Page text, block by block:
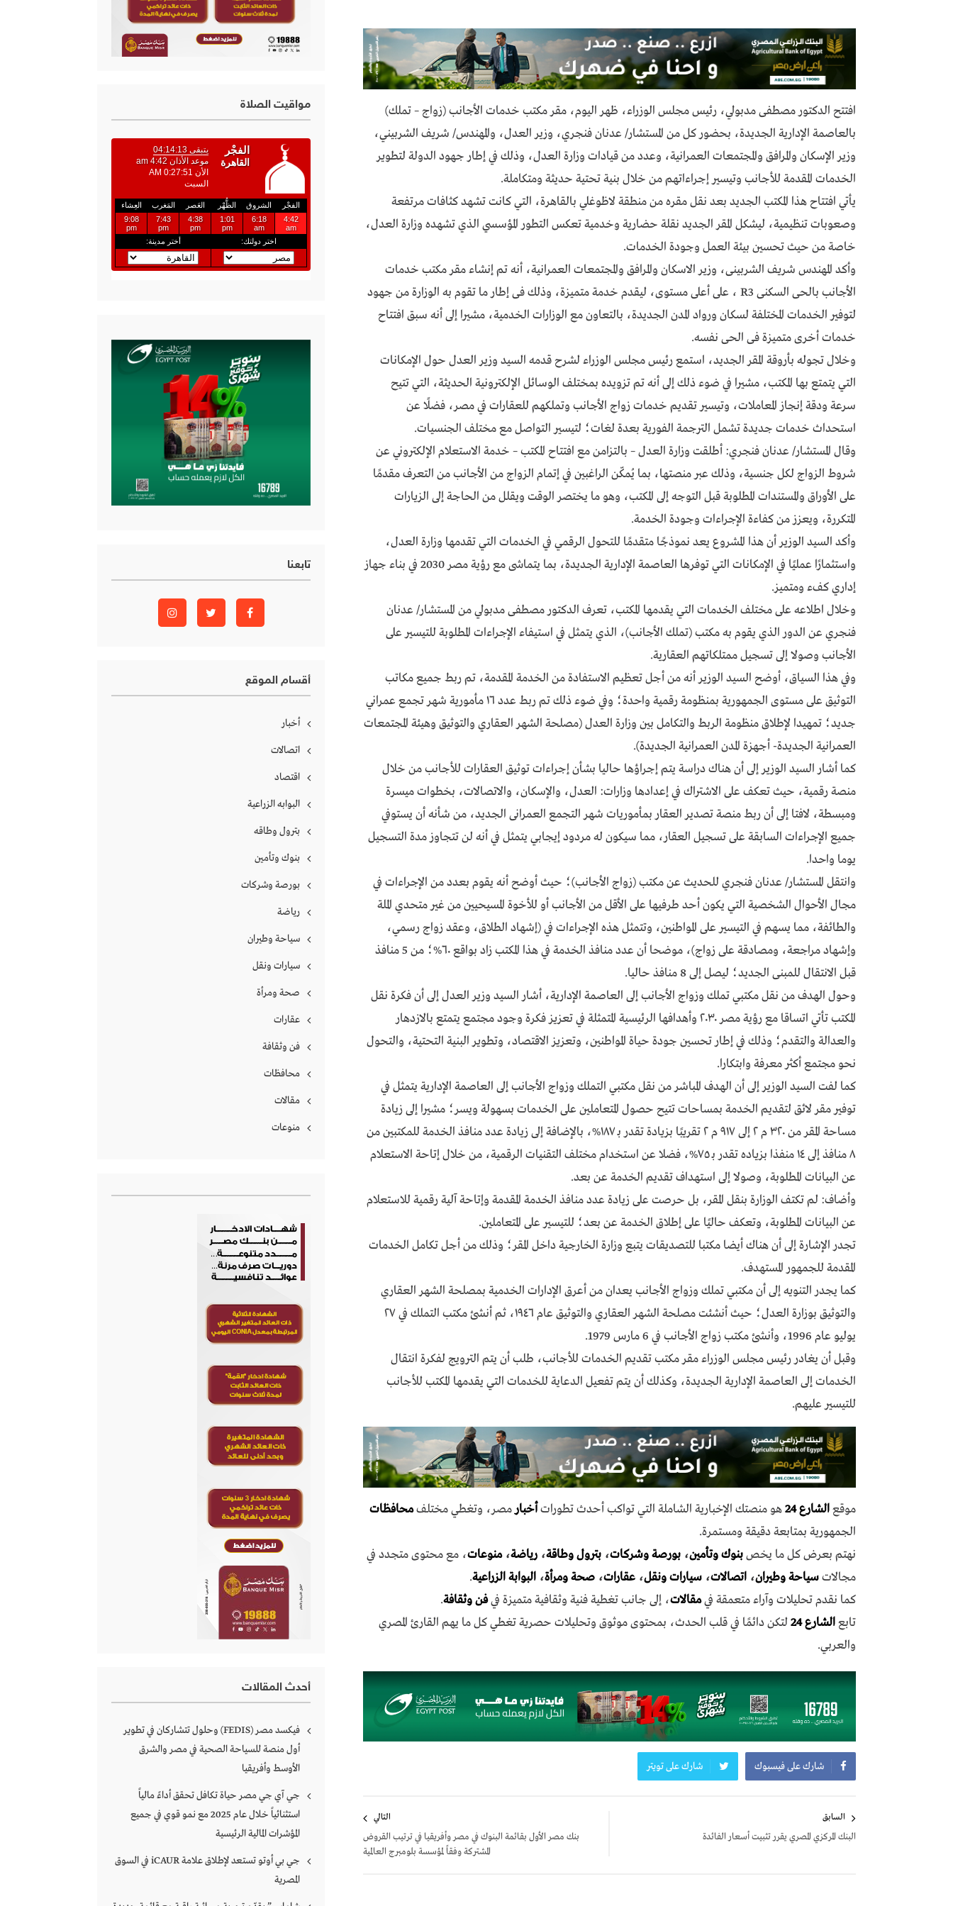
افتتح الدكتور مصطفى مدبولي، رئيس مجلس الوزراء، ظهر اليوم، مقر مكتب خدمات الأجانب (زواج – تملك)
بالعاصمة الإدارية الجديدة، بحضور كل من المستشار/ عدنان فنجري، وزير العدل، والمهندس/ شريف الشربيني،
وزير الإسكان والمرافق والمجتمعات العمرانية، وعدد من قيادات وزارة العدل، وذلك في إطار جهود الدولة لتطوير
الخدمات المقدمة للأجانب وتيسير إجراءاتهم من خلال بنية تحتية حديثة ومتكاملة.
يأتي افتتاح هذا المكتب الجديد بعد نقل مقره من منطقة لاظوغلي بالقاهرة، التي كانت تشهد كثافات مرتفعة
وصعوبات تنظيمية، ليشكل المقر الجديد نقلة حضارية وخدمية تعكس التطور المؤسسي الذي تشهده وزارة العدل،
خاصة من حيث تحسين بيئة العمل وجودة الخدمات.
وأكد المهندس شريف الشربينى، وزير الاسكان والمرافق والمجتمعات العمرانية، أنه تم إنشاء مقر مكتب خدمات
الأجانب بالحى السكنى R3 ، على أعلى مستوى، ليقدم خدمة متميزة، وذلك فى إطار ما تقوم به الوزارة من جهود
لتوفير الخدمات المختلفة لسكان ورواد المدن الجديدة، بالتعاون مع الوزارات الخدمية، مشيرا إلى أنه سبق افتتاح
خدمات أخرى متميزة فى الحى نفسه.
وخلال تجوله بأروقة المقر الجديد، استمع رئيس مجلس الوزراء لشرح قدمه السيد وزير العدل حول الإمكانات
التي يتمتع بها المكتب، مشيرا في ضوء ذلك إلى أنه تم تزويده بمختلف الوسائل الإلكترونية الحديثة، التي تتيح
سرعة ودقة إنجاز المعاملات، وتيسير تقديم خدمات زواج الأجانب وتملكهم للعقارات في مصر، فضلًا عن
استحداث خدمات جديدة تشمل الترجمة الفورية بعدة لغات؛ لتيسير التواصل مع مختلف الجنسيات.
وقال المستشار/ عدنان فنجري: أطلقت وزارة العدل – بالتزامن مع افتتاح المكتب – خدمة الاستعلام الإلكتروني عن
شروط الزواج لكل جنسية، وذلك عبر منصتها، بما يُمكّن الراغبين في إتمام الزواج من الأجانب من التعرف مقدمًا
على الأوراق والمستندات المطلوبة قبل التوجه إلى المكتب، وهو ما يختصر الوقت ويقلل من الحاجة إلى الزيارات
المتكررة، ويعزز من كفاءة الإجراءات وجودة الخدمة.
وأكد السيد الوزير أن هذا المشروع يعد نموذجًا متقدمًا للتحول الرقمي في الخدمات التي تقدمها وزارة العدل،
واستثمارًا عمليًا في الإمكانات التي توفرها العاصمة الإدارية الجديدة، بما يتماشى مع رؤية مصر 2030 في بناء جهاز
إداري كفء ومتميز.
وخلال اطلاعه على مختلف الخدمات التي يقدمها المكتب، تعرف الدكتور مصطفى مدبولي من المستشار/ عدنان
فنجري عن الدور الذي يقوم به مكتب (تملك الأجانب)، الذي يتمثل في استيفاء الإجراءات المطلوبة للتيسير على
الأجانب وصولا إلى تسجيل ممتلكاتهم العقارية.
وفي هذا السياق، أوضح السيد الوزير أنه من أجل تعظيم الاستفادة من الخدمة المقدمة، تم ربط جميع مكاتب
التوثيق على مستوى الجمهورية بمنظومة رقمية واحدة؛ وفي ضوء ذلك تم ربط عدد ١٦ مأمورية شهر تجمع عمراني
جديد؛ تمهيدا لإطلاق منظومة الربط والتكامل بين وزارة العدل (مصلحة الشهر العقاري والتوثيق وهيئة المجتمعات
العمرانية الجديدة- أجهزة المدن العمرانية الجديدة).
كما أشار السيد الوزير إلى أن هناك دراسة يتم إجراؤها حاليا بشأن إجراءات توثيق العقارات للأجانب من خلال
منصة رقمية، حيث تعكف على الاشتراك في إعدادها وزارات: العدل، والإسكان، والاتصالات، بخطوات ميسرة
ومبسطة، لافتا إلى أن ربط منصة تصدير العقار بمأموريات شهر التجمع العمرانى الجديد، من شأنه أن يستوفي
جميع الإجراءات السابقة على تسجيل العقار، مما سيكون له مردود إيجابي يتمثل في أنه لن تتجاوز مدة التسجيل
يوما واحدا.
وانتقل المستشار/ عدنان فنجري للحديث عن مكتب (زواج الأجانب)؛ حيث أوضح أنه يقوم بعدد من الإجراءات في
مجال الأحوال الشخصية التي يكون أحد طرفيها على الأقل من الأجانب أو للأخوة المسيحيين من غير متحدي الملة
والطائفة، مما يسهم في التيسير على المواطنين، وتتمثل هذه الإجراءات في (إشهاد الطلاق، وعقد زواج رسمي،
وإشهاد مراجعة، ومصادقة على زواج)، موضحا أن عدد منافذ الخدمة في هذا المكتب زاد بواقع ٦٠%؛ من 5 منافذ
قبل الانتقال للمبنى الجديد؛ ليصل إلى 8 منافذ حاليا.
وحول الهدف من نقل مكتبي تملك وزواج الأجانب إلى العاصمة الإدارية، أشار السيد وزير العدل إلى أن فكرة نقل
المكتب تأتي اتساقا مع رؤية مصر ٢٠٣٠ وأهدافها الرئيسية المتمثلة في تعزيز فكرة وجود مجتمع يتمتع بالازدهار
والعدالة والتقدم؛ وذلك في إطار تحسين جودة حياة المواطنين، وتعزيز الاقتصاد، وتطوير البنية التحتية، والتحول
نحو مجتمع أكثر معرفة وابتكارا.
كما لفت السيد الوزير إلى أن الهدف المباشر من نقل مكتبي التملك وزواج الأجانب إلى العاصمة الإدارية يتمثل في
توفير مقر لائق لتقديم الخدمة بمساحات تتيح حصول المتعاملين على الخدمات بسهولة ويسر؛ مشيرا إلى زيادة
مساحة المقر من ٣٢٠ م ٢ إلى ٩١٧ م ٢ تقريبًا بزيادة تقدر بـ ١٨٧%، بالإضافة إلى زيادة عدد منافذ الخدمة للمكتبين من
٨ منافذ إلى ١٤ منفذا بزياده تقدر بـ ٧٥%، فضلا عن استخدام مختلف التقنيات الرقمية، من خلال إتاحة الاستعلام
عن البيانات المطلوبة، وصولا إلى استهداف تقديم الخدمة عن بعد.
وأضاف: لم تكتف الوزارة بنقل المقر، بل حرصت على زيادة عدد منافذ الخدمة المقدمة وإتاحة آلية رقمية للاستعلام
عن البيانات المطلوبة، وتعكف حاليًا على إطلاق الخدمة عن بعد؛ للتيسير على المتعاملين.
تجدر الإشارة إلى أن هناك أيضا مكتبا للتصديقات يتبع وزارة الخارجية داخل المقر؛ وذلك من أجل تكامل الخدمات
المقدمة للجمهور المستهدف.
كما يجدر التنويه إلى أن مكتبي تملك وزواج الأجانب يعدان من أعرق الإدارات الخدمية بمصلحة الشهر العقاري
والتوثيق بوزارة العدل؛ حيث أنشئت مصلحة الشهر العقاري والتوثيق عام ١٩٤٦، ثم أنشئ مكتب التملك في ٢٧
يوليو عام 1996، وأنشئ مكتب زواج الأجانب في 6 مارس 1979.
وقبل أن يغادر رئيس مجلس الوزراء مقر مكتب تقديم الخدمات للأجانب، طلب أن يتم الترويج لفكرة انتقال
الخدمات إلى العاصمة الإدارية الجديدة، وكذلك أن يتم تفعيل الدعاية للخدمات التي يقدمها المكتب للأجانب
للتيسير عليهم.
موقعالشارع 24 هو منصتك الإخبارية الشاملة التي تواكب أحدث تطوراتأخبار مصر، وتغطي مختلفمحافظات
الجمهورية بمتابعة دقيقة ومستمرة.
نهتم بعرض كل ما يخصبنوك وتأمين، بورصة وشركات، بترول وطاقة، رياضة،منوعات، مع محتوى متجدد في
مجالاتسياحة وطيران، اتصالات، سيارات ونقل، عقارات، صحة ومرأة، البوابة الزراعية.
كما نقدم تحليلات وآراء متعمقة فيمقالات، إلى جانب تغطية فنية وثقافية متميزة فيفن وثقافة.
تابعالشارع 24
لتكن دائمًا في قلب الحدث، بمحتوى موثوق وتحليلات حصرية تغطي كل ما يهم القارئ المصري
والعربي.
شارك على فيسبوك شارك على تويتر
المقالات
السابق
البنك المركزي المصري يقرر تثبيت أسعار الفائدة
التالي
بنك مصر الأول بقائمة البنوك في مصر وأفريقيا في ترتيب القروض
المشتركة وفقاً لمؤسسة بلومبرج العالمية
مواقيت الصلاة
تابعنا
أقسام الموقع
أخبار
اتصالات
اقتصاد
البوابه الزراعية
بترول وطاقه
بنوك وتأمين
بورصة وشركات
رياضة
سياحة وطيران
سيارات ونقل
صحة ومرأة
عقارات
فن وثقافة
محافظات
مقالات
منوعات
أحدث المقالات
فيكسد مصر (FEDIS) وحلول تتشاركان في تطوير
أول منصة للسياحة الصحية في مصر والشرق
الأوسط وأفريقيا
جي آي جي مصر حياة تكافل تحقق أداءً مالياً
استثنائياً خلال عام 2025 مع نمو قوي في جميع
المؤشرات المالية الرئيسية
جي بي أوتو تستعد لإطلاق علامة iCAUR في السوق
المصرية